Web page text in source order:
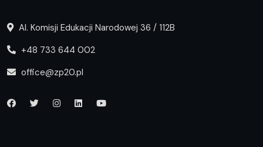
Al. Komisji Edukacji Narodowej 36 / 112B
+48 733 644 002
office@zp20.pl